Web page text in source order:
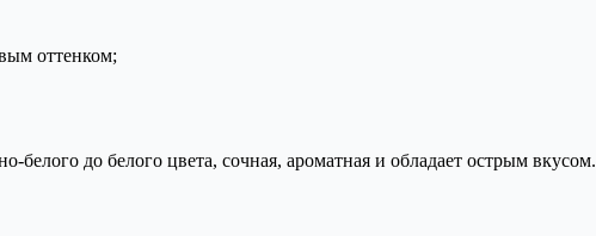
оттенком;
до белого цвета, сочная, ароматная и обладает острым вкусом.